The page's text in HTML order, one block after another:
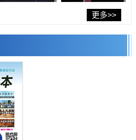
費，根據一線實際情況和需求分配99.3億
病「肺高血壓症」惡化的蛋白質
構惡化
元「光子」，可應用於量子電腦
發病機理，藉助數學的力量實現個體化最
工作的交替磁體
更多>>